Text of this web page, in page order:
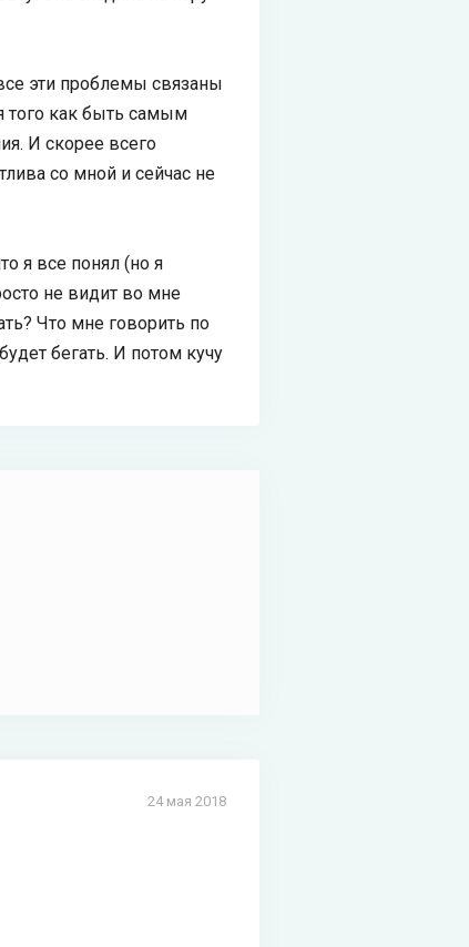
эти проблемы связаны
того как быть самым
И скорее всего
со мной и сейчас не
я все понял (но я
не видит во мне
Что мне говорить по
бегать. И потом кучу
24 мая 2018